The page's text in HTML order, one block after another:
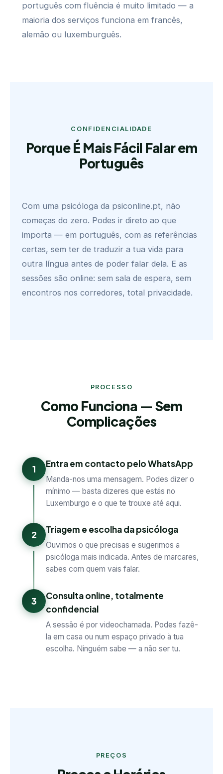
português com fluência é muito limitado — a
maioria dos serviços funciona em francês,
alemão ou luxemburguês.
CONFIDENCIALIDADE
Porque É Mais Fácil Falar em
Português
Com uma psicóloga da psiconline.pt, não
começas do zero. Podes ir direto ao que
importa — em português, com as referências
certas, sem ter de traduzir a tua vida para
outra língua antes de poder falar dela. E as
sessões são online: sem sala de espera, sem
encontros nos corredores, total privacidade.
PROCESSO
Como Funciona — Sem
Complicações
1 Entra em contacto pelo WhatsApp
Manda-nos uma mensagem. Podes dizer o
mínimo — basta dizeres que estás no
Luxemburgo e o que te trouxe até aqui.
2 Triagem e escolha da psicóloga
Ouvimos o que precisas e sugerimos a
psicóloga mais indicada. Antes de marcares,
sabes com quem vais falar.
3
Consulta online, totalmente
confidencial
A sessão é por videochamada. Podes fazê-
la em casa ou num espaço privado à tua
escolha. Ninguém sabe — a não ser tu.
PREÇOS